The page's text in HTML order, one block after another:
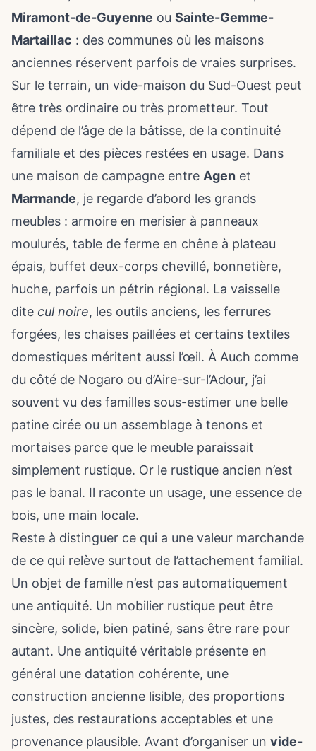
Miramont-de-Guyenne ou Sainte-Gemme-
Martaillac : des communes où les maisons
anciennes réservent parfois de vraies surprises.
Sur le terrain, un vide-maison du Sud-Ouest peut
être très ordinaire ou très prometteur. Tout
dépend de l’âge de la bâtisse, de la continuité
familiale et des pièces restées en usage. Dans
une maison de campagne entre Agen et
Marmande, je regarde d’abord les grands
meubles : armoire en merisier à panneaux
moulurés, table de ferme en chêne à plateau
épais, buffet deux-corps chevillé, bonnetière,
huche, parfois un pétrin régional. La vaisselle
dite cul noire, les outils anciens, les ferrures
forgées, les chaises paillées et certains textiles
domestiques méritent aussi l’œil. À Auch comme
du côté de Nogaro ou d’Aire-sur-l’Adour, j’ai
souvent vu des familles sous-estimer une belle
patine cirée ou un assemblage à tenons et
mortaises parce que le meuble paraissait
simplement rustique. Or le rustique ancien n’est
pas le banal. Il raconte un usage, une essence de
bois, une main locale.
Reste à distinguer ce qui a une valeur marchande
de ce qui relève surtout de l’attachement familial.
Un objet de famille n’est pas automatiquement
une antiquité. Un mobilier rustique peut être
sincère, solide, bien patiné, sans être rare pour
autant. Une antiquité véritable présente en
général une datation cohérente, une
construction ancienne lisible, des proportions
justes, des restaurations acceptables et une
provenance plausible. Avant d’organiser un vide-